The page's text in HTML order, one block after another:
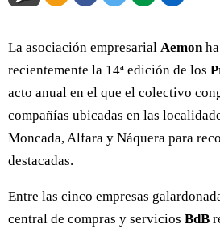
La asociación empresarial Aemonha
recientemente la 14ª edición de los
acto anual en el que el colectivo
compañías ubicadas en las
Moncada, Alfara y Náquera para
destacadas.
Entre las cinco empresas
central de compras y servicios BdB